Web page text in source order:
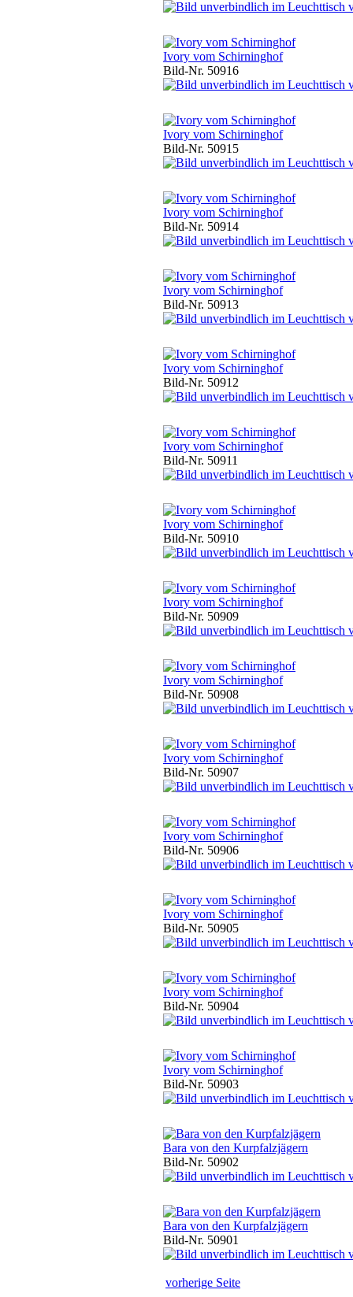
Ivory vom Schirninghof
Bild-Nr. 50916
Ivory vom Schirninghof
Bild-Nr. 50915
Ivory vom Schirninghof
Bild-Nr. 50914
Ivory vom Schirninghof
Bild-Nr. 50913
Ivory vom Schirninghof
Bild-Nr. 50912
Ivory vom Schirninghof
Bild-Nr. 50911
Ivory vom Schirninghof
Bild-Nr. 50910
Ivory vom Schirninghof
Bild-Nr. 50909
Ivory vom Schirninghof
Bild-Nr. 50908
Ivory vom Schirninghof
Bild-Nr. 50907
Ivory vom Schirninghof
Bild-Nr. 50906
Ivory vom Schirninghof
Bild-Nr. 50905
Ivory vom Schirninghof
Bild-Nr. 50904
Ivory vom Schirninghof
Bild-Nr. 50903
Bara von den Kurpfalzjägern
Bild-Nr. 50902
Bara von den Kurpfalzjägern
Bild-Nr. 50901
vorherige Seite